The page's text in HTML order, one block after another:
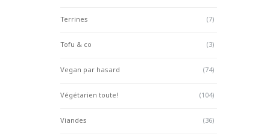
Terrines (7)
Tofu & co (3)
Vegan par hasard (74)
Végétarien toute! (104)
Viandes (36)